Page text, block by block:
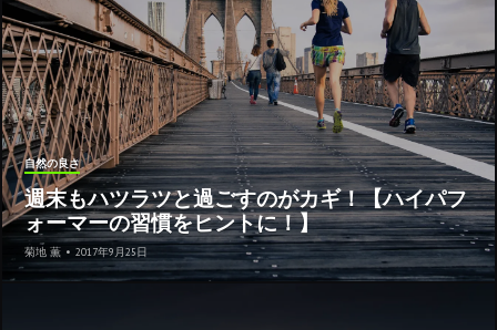
自然の良さ
週末もハツラツと過ごすのがカギ！【ハイパフ
ォーマーの習慣をヒントに！】
菊地 薫 • 2017年9月25日